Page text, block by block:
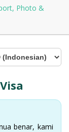
Photo &
benar, kami